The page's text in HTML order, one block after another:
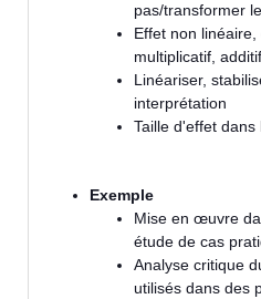
pas/transformer
Effet non
multiplicatif,
Linéariser,
interprétation
Taille d'effet
Exemple
Mise en œuvre
étude de cas
Analyse critique
utilisés dans des